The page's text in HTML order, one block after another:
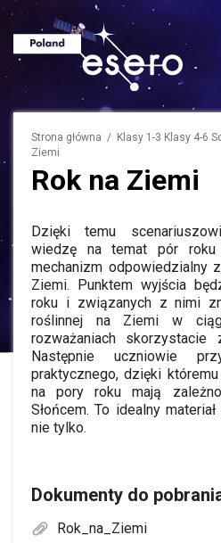
Strona główna / Klasy 1-3 Klasy 4-6
Ziemi
Rok na Ziemi
Dzięki temu
wiedzę na temat pór roku
mechanizm odpowiedzialny
Ziemi. Punktem wyjścia
roku i związanych z nimi
roślinnej na Ziemi w
rozważaniach skorzystacie
Następnie uczniowie
praktycznego, dzięki
na pory roku mają
Słońcem. To idealny
nie tylko.
Dokumenty do
Rok_na_Ziemi